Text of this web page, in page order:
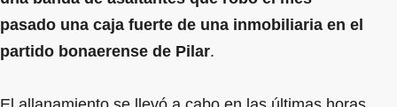
pasado una caja fuerte de una inmobiliaria en el
partido bonaerense de Pilar.